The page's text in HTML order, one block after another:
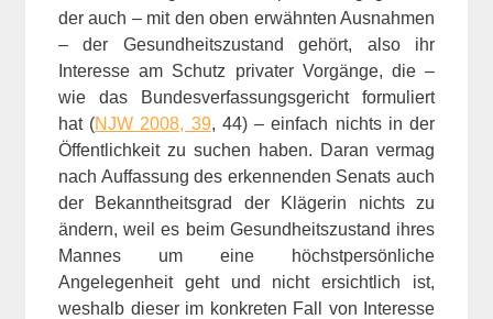
der auch – mit den oben erwähnten Ausnahmen
– der Gesundheitszustand gehört, also ihr
Interesse am Schutz privater Vorgänge, die –
wie das Bundesverfassungsgericht formuliert
hat (NJW 2008, 39, 44) – einfach nichts in der
Öffentlichkeit zu suchen haben. Daran vermag
nach Auffassung des erkennenden Senats auch
der Bekanntheitsgrad der Klägerin nichts zu
ändern, weil es beim Gesundheitszustand ihres
Mannes um eine höchstpersönliche
Angelegenheit geht und nicht ersichtlich ist,
weshalb dieser im konkreten Fall von Interesse